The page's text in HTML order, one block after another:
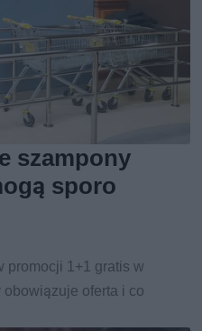
szampony
sporo
promocji 1+1 gratis w
oferta i co